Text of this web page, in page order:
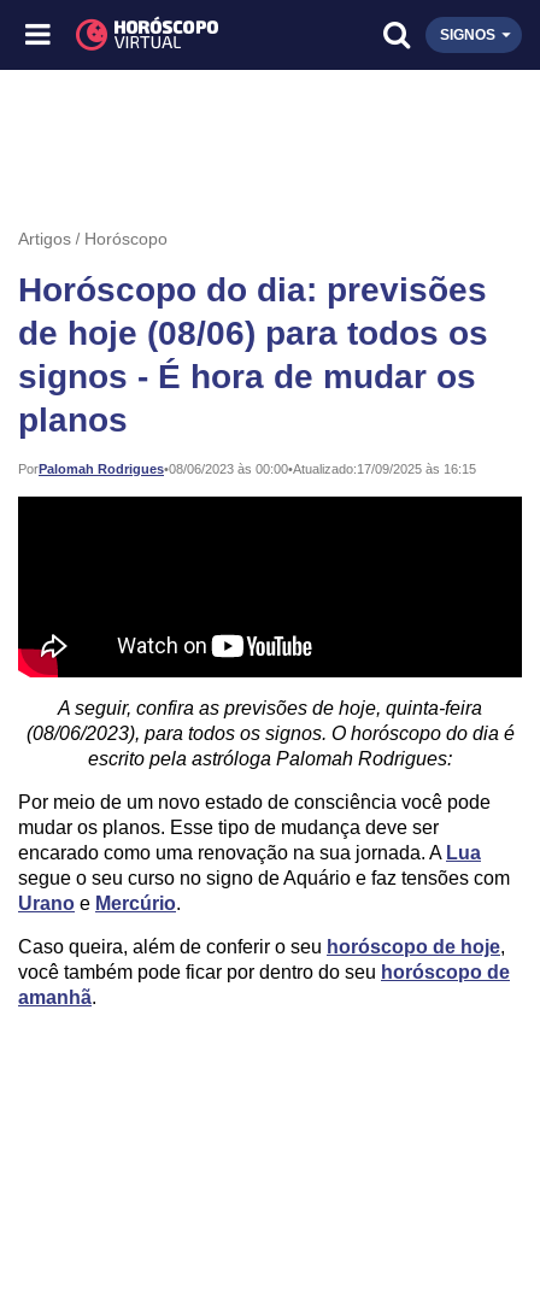
SIGNOS
Artigos Horóscopo
Horóscopo do dia: previsões
de hoje (08/06) para todos os
signos - É hora de mudar os
planos
PorPalomah Rodrigues•
Publicado: 08/06/2023 às 00:00•Atualizado:17/09/2025 às 16:15
A seguir, confira as previsões de hoje, quinta-feira
(08/06/2023), para todos os signos. O horóscopo do dia é
escrito pela astróloga Palomah Rodrigues:
Por meio de um novo estado de consciência você pode
mudar os planos. Esse tipo de mudança deve ser
encarado como uma renovação na sua jornada. A Lua
segue o seu curso no signo de Aquário e faz tensões com
Urano e Mercúrio.
Caso queira, além de conferir o seu horóscopo de hoje,
você também pode ficar por dentro do seu horóscopo de
amanhã.